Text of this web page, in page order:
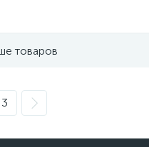
товаров
3